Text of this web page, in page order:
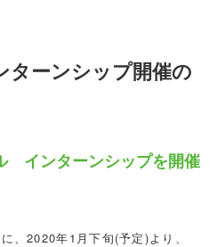
ーンシップ開催の
インターンシップを開催
、2020年1月下旬(予定)より、